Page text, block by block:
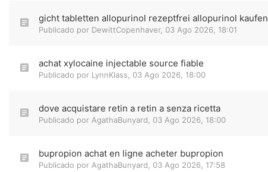
gicht tabletten allopurinol rezeptfrei allopurinol kaufen
Publicado por DewittCopenhaver, 03 Ago 2026, 18:01
achat xylocaine injectable source fiable
Publicado por LynnKlass 03 Ago 2026, 18:00
dove acquistare retin a retin a senza ricetta
Publicado por AgathaBunyard 03 Ago 2026, 18:00
bupropion achat en ligne acheter bupropion
Publicado por AgathaBunyard 03 Ago 2026, 17:58